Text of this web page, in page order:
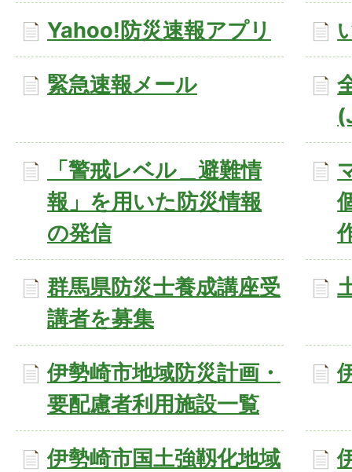
Yahoo!防災速報アプリ
緊急速報メール
「警戒レベル＿避難情
報」を用いた防災情報
の発信
群馬県防災士養成講座受
講者を募集
伊勢崎市地域防災計画・
要配慮者利用施設一覧
伊勢崎市国土強靱化地域